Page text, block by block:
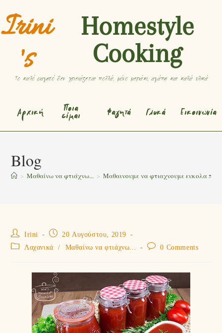
Irini
's
Homestyle
Cooking
Το καλό φαγητό δεν χρειάζεται πολλά, μόνο μεράκι, αγάπη και καλά υλικά
Αρχική
Ποια
είμαι
Φαγητά Γλυκά Εικοινωνία
Blog
> Μαθαίνω να φτιάχνω... > Μαθαινουμε να φτιαχνουμε ευκολα
Irini
20 Αυγούστου, 2019
Λαχανικά
/ Μαθαίνω να φτιάχνω... 0 Comments